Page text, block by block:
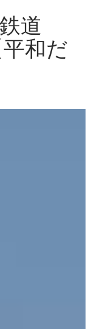
道
和だ